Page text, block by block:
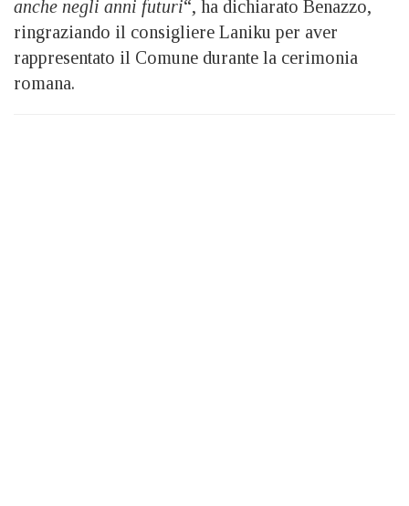
anche negli anni futuri“, ha dichiarato Benazzo,
ringraziando il consigliere Laniku per aver
rappresentato il Comune durante la cerimonia
romana.